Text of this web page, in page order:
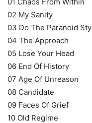
02 My Sanity
03 Do The Paranoid
04 The Approach
05 Lose Your Head
06 End Of History
07 Age Of Unreason
08 Candidate
09 Faces Of Grief
10 Old Regime